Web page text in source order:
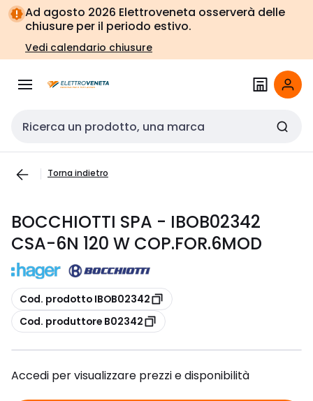
Vai alla
navigazione
Vai
alla
pagina
Ad agosto 2026 Elettroveneta osserverà delle
chiusure per il periodo estivo.
Vedi calendario chiusure
Cerca input
Torna indietro
BOCCHIOTTI SPA - IBOB02342
CSA-6N 120 W COP.FOR.6MOD
copia
Cod. prodotto IBOB02342
copia
Cod. produttore B02342
Accedi per visualizzare prezzi e disponibilità